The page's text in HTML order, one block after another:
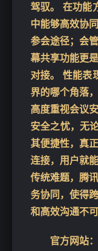
驾驭。 在功能
中能够高效协
参会途径；会
幕共享功能更
对接。 性能表
界的哪个角落
高度重视会议
安全之忧，无
其便捷性，真
连接，用户就
传统难题，腾
务协同，使得
和高效沟通不
官方网站